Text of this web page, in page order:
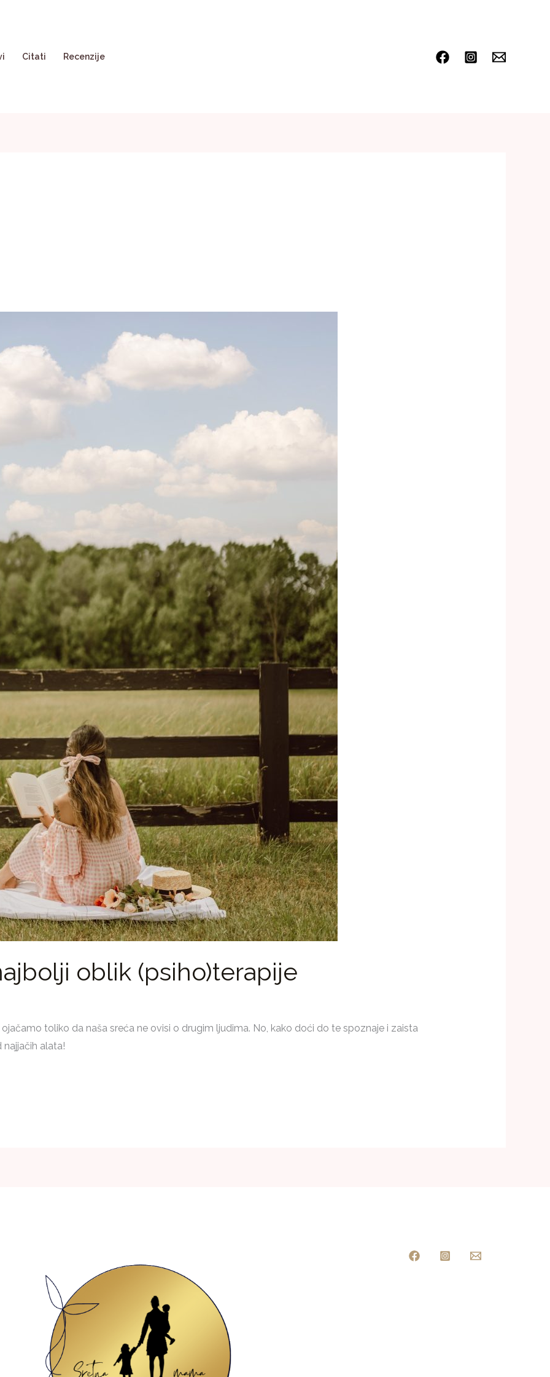
Citati Recenzije
oblik (psiho)terapije
toliko da naša sreća ne ovisi o drugim ljudima. No, kako doći do te spoznaje i zaista
najjačih alata!